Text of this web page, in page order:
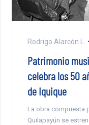
Rodrigo Alarcón L.
Patrimonio
celebra los 50
de Iquique
La obra compuesta
Quilapayún se